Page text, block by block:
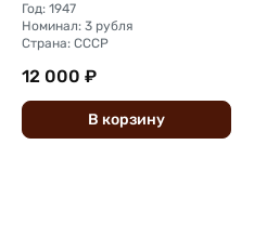
Год: 1947
Номинал: 3 рубля
Страна: СССР
12 000 ₽
В корзину